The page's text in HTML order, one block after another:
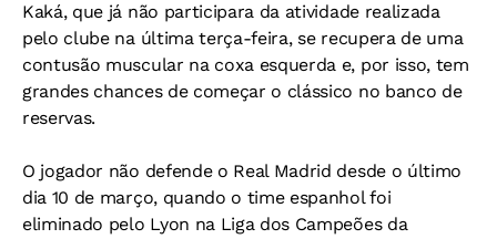
Kaká, que já não participara da atividade realizada
pelo clube na última terça-feira, se recupera de uma
contusão muscular na coxa esquerda e, por isso, tem
grandes chances de começar o clássico no banco de
reservas.
O jogador não defende o Real Madrid desde o último
dia 10 de março, quando o time espanhol foi
eliminado pelo Lyon na Liga dos Campeões da